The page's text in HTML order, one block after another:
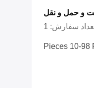
و حمل و نقل
سفارش: 1